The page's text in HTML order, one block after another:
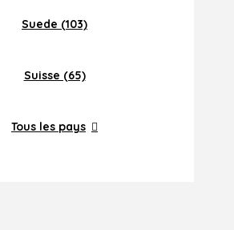
Suede (103)
Suisse (65)
Tous les pays